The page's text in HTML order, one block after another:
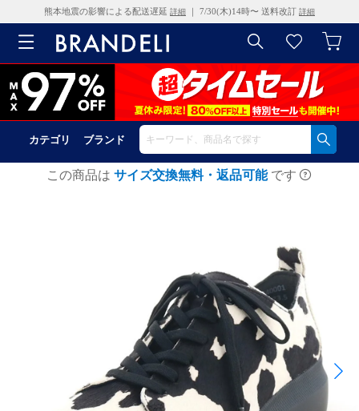
熊本地震の影響による配送遅延 詳細 ｜ 7/30(木)14時〜 送料改訂 詳細
カテゴリ ブランド
この商品は サイズ交換無料・返品可能 です